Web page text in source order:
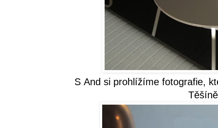
S And si prohlížíme fotografie,